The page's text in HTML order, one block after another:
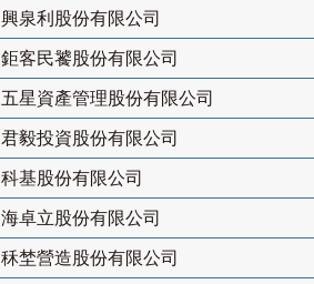
興泉利股份有限公司
鉅客民饕股份有限公司
五星資產管理股份有限公司
君毅投資股份有限公司
科基股份有限公司
海卓立股份有限公司
秝埜營造股份有限公司